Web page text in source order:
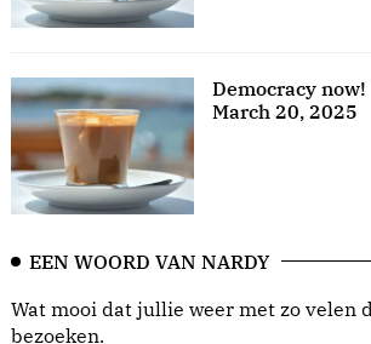
Democracy
March 20, 2025
EEN WOORD VAN NARDY
Wat mooi dat jullie weer met zo velen
bezoeken.